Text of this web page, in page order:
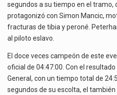
segundos a su tiempo en el tramo,
protagonizó con Simon Mancic,
fracturas de tibia y peroné.
al piloto eslavo.
El doce veces campeón de este
oficial de 04:47:00. Con el
General, con un tiempo total de
segundos de su escolta, el